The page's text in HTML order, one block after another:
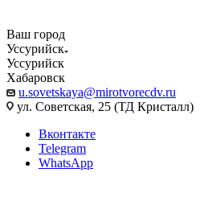
Ваш город
Уссурийск
Уссурийск
Хабаровск
u.sovetskaya@mirotvorecdv.ru
ул. Советская, 25 (ТД Кристалл)
Вконтакте
Telegram
WhatsApp